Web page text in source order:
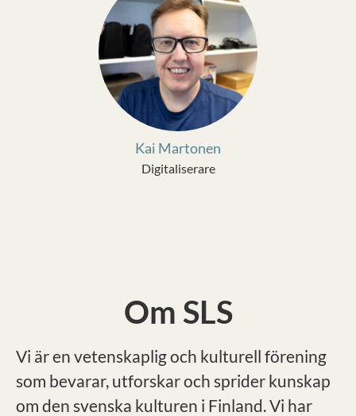
Kai Martonen
Digitaliserare
Om SLS
Vi är en vetenskaplig och kulturell förening
som bevarar, utforskar och sprider kunskap
om den svenska kulturen i Finland. Vi har